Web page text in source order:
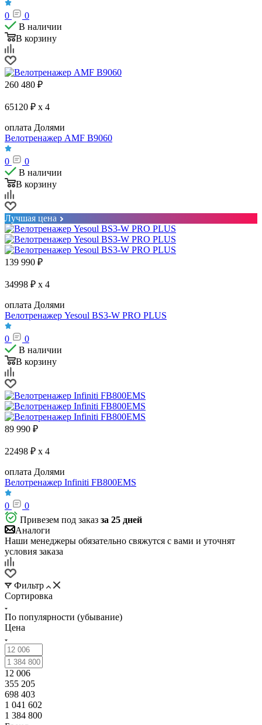
0
0
В наличии
В корзину
260 480 ₽
65120 ₽ x 4
оплата Долями
Велотренажер AMF B9060
0
0
В наличии
В корзину
Лучшая цена
139 990 ₽
34998 ₽ x 4
оплата Долями
Велотренажер Yesoul BS3-W PRO PLUS
0
0
В наличии
В корзину
89 990 ₽
22498 ₽ x 4
оплата Долями
Велотренажер Infiniti FB800EMS
0
0
Привезем под заказ за 25 дней
Аналоги
Наши менеджеры обязательно свяжутся с вами и уточнят
условия заказа
Фильтр
Сортировка
По популярности (убывание)
Цена
12 006
355 205
698 403
1 041 602
1 384 800